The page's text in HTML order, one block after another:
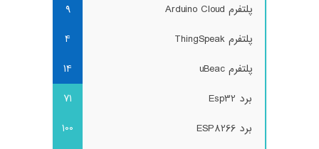
پلتفرم Arduino Cloud
9
پلتفرم ThingSpeak
4
پلتفرم uBeac
14
برد Esp32
71
برد ESP8266
100